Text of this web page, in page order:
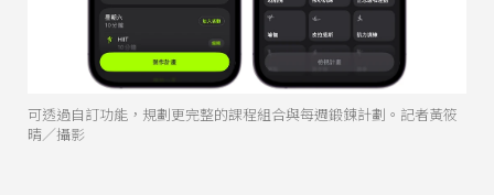
可透過自訂功能，規劃更完整的課程組合與每週鍛鍊計劃。記者黃筱
晴／攝影